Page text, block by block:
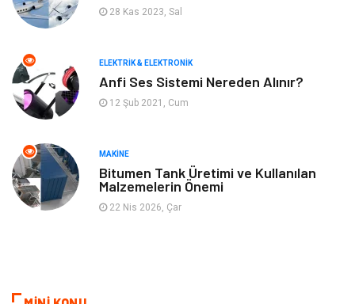
İnternet
Finans ve Yönetim Gayrimenkul
Mobilya Aksesuar
Anne Çocuk
Tekstil Hediyelik Eşya
28 Kas 2023, Sal
ELEKTRIK & ELEKTRONIK
Anfi Ses Sistemi Nereden Alınır?
12 Şub 2021, Cum
MAKINE
Bitumen Tank Üretimi ve Kullanılan
Malzemelerin Önemi
22 Nis 2026, Çar